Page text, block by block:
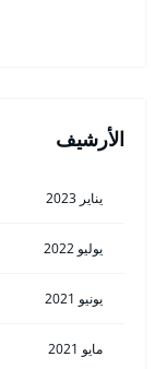
الأرشيف
يناير 2023
يوليو 2022
يونيو 2021
مايو 2021